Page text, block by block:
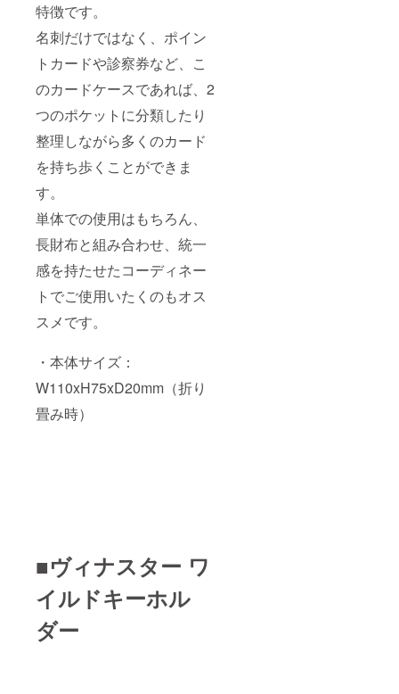
特徴です。
名刺だけではなく、ポイン
トカードや診察券など、こ
のカードケースであれば、2
つのポケットに分類したり
整理しながら多くのカード
を持ち歩くことができま
す。
単体での使用はもちろん、
長財布と組み合わせ、統一
感を持たせたコーディネー
トでご使用いたくのもオス
スメです。
・本体サイズ：
W110xH75xD20mm（折り
畳み時）
■ヴィナスター ワ
イルドキーホル
ダー